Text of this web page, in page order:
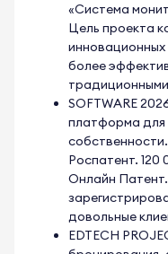
«Система
Цель проекта
более
SOFTWARE
платформа для
Роспатент.
Онлайн Патент.
довольные
EDTECH